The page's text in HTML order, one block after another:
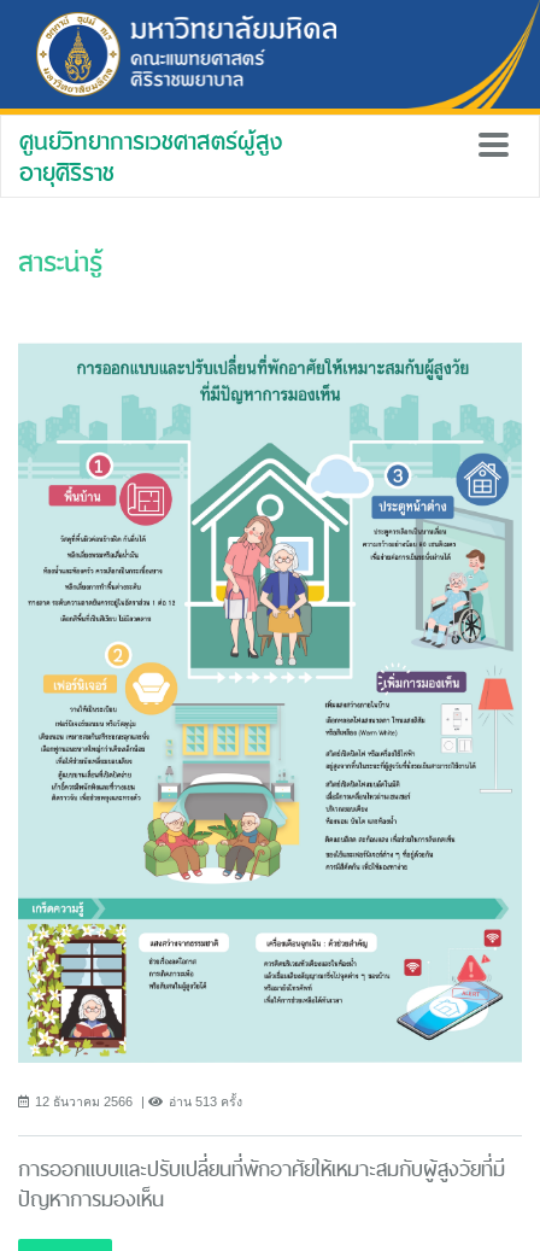
ศูนย์วิทยาการเวชศาสตร์ผู้สูง
อายุศิริราช
สาระน่ารู้
12 ธันวาคม 2566 อ่าน 513 ครั้ง
การออกแบบและปรับเปลี่ยนที่พักอาศัยให้เหมาะสมกับผู้สูงวัยที่มี
ปัญหาการมองเห็น